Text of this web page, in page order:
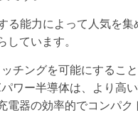
る能力によって人気を
ています。
チングを可能にするこ
ワー半導体は、より高
器の効率的でコンパク